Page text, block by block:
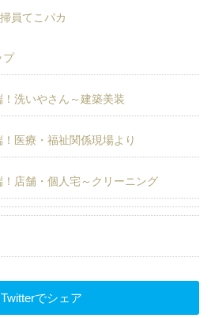
員てこパカ
プ
洗いやさん～建築美装
医療・福祉関係現場より
店舗・個人宅～クリーニング
でシェア